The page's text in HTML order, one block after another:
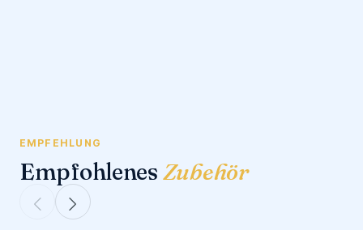
EMPFEHLUNG
Empfohlenes Zubehör